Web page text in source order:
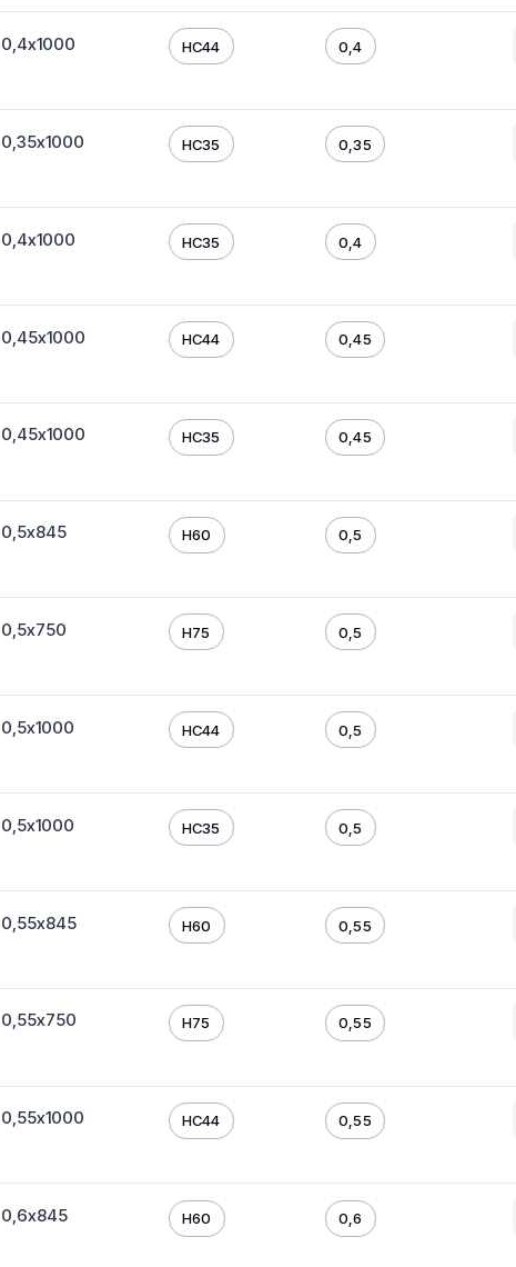
0,4х1000 HC44 0,4
0,35х1000 HC35 0,35
0,4х1000 HC35 0,4
0,45х1000 HC44 0,45
0,45х1000 HC35 0,45
0,5х845 H60 0,5
0,5х750 H75 0,5
0,5х1000 HC44 0,5
0,5х1000 HC35 0,5
0,55х845 H60 0,55
0,55х750 H75 0,55
0,55х1000 HC44 0,55
0,6х845 H60 0,6